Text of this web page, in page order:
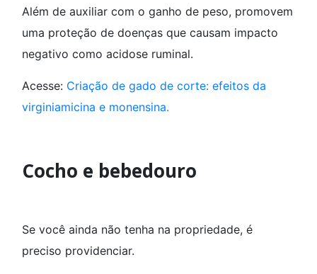
Além de auxiliar com o ganho de peso, promovem
uma proteção de doenças que causam impacto
negativo como acidose ruminal.
Acesse: Criação de gado de corte: efeitos da
virginiamicina e monensina.
Cocho e bebedouro
Se você ainda não tenha na propriedade, é
preciso providenciar.